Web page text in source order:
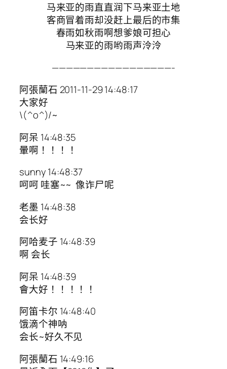
马来亚的雨直直润下马来亚土地
客商冒着雨却没赶上最后的市集
春雨如秋雨啊想爹娘可担心
马来亚的雨哟雨声泠泠
—————————————————-
阿張蘭石 2011-11-29 14:48:17
大家好
\(^o^)/~
阿呆 14:48:35
暈啊！！！！
sunny 14:48:37
呵呵 哇塞~~ 像诈尸呢
老墨 14:48:38
会长好
阿哈麦子 14:48:39
啊 会长
阿呆 14:48:39
會大好！！！！！
阿笛卡尔 14:48:40
饿滴个神呐
会长~好久不见
阿張蘭石 14:49:16